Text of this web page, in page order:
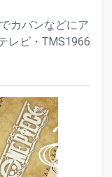
カバンなどにア
レビ・TMS1966